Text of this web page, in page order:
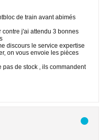
de train avant abimés
j'ai attendu 3 bonnes
discours le service expertise
on vous envoie les pièces
pas de stock , ils commandent